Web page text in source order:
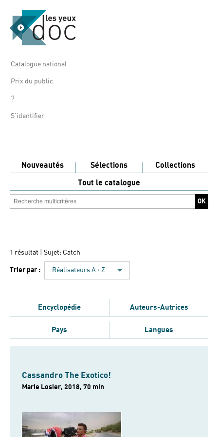
Catalogue national
Prix du public
?
S'identifier
Nouveautés Sélections
Collections
Tout le catalogue
1 résultat | Sujet: Catch
Trier par : Réalisateurs A › Z
Encyclopédie Auteurs-Autrices
Pays Langues
Cassandro The Exotico!
Marie Losier, 2018, 70 min